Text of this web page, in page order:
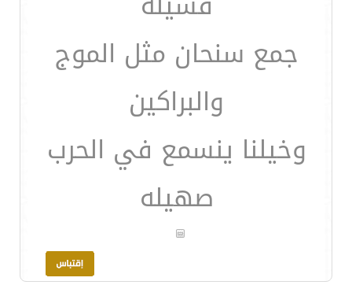
جمع سنحان مثل الموج
والبراكين
وخيلنا ينسمع في الحرب
صهيله